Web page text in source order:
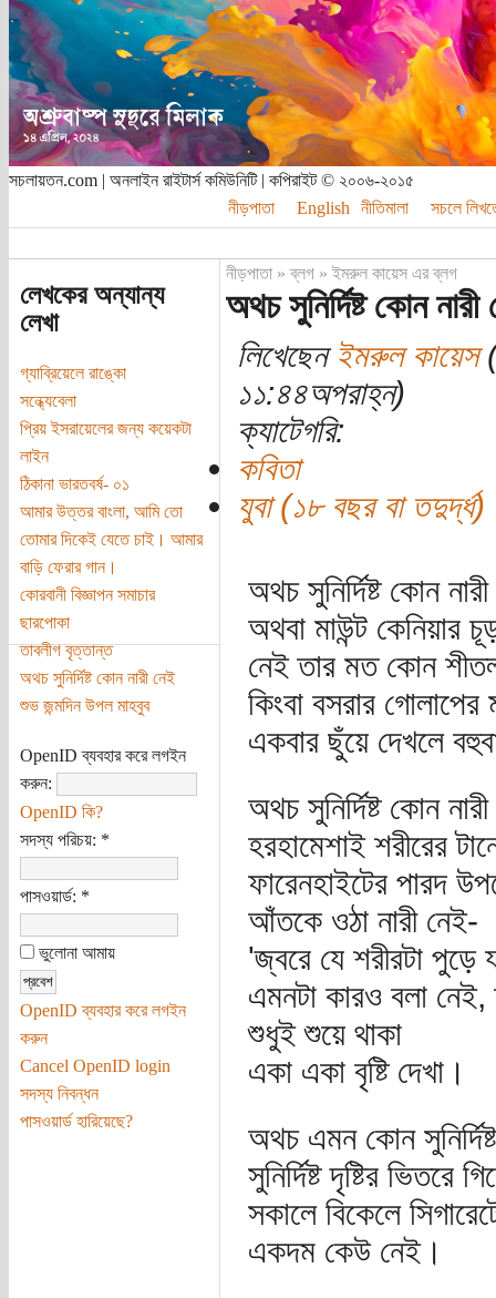
সচলায়তন.com | অনলাইন রাইটার্স কমিউনিটি | কপিরাইট © ২০০৬-২০১৫
নীড়পাতা
English নীতিমালা সচলে
লেখকের অন্যান্য
লেখা
গ্যাব্রিয়েলে রাঙ্কো
সন্ধ্যেবেলা
প্রিয় ইসরায়েলের জন্য কয়েকটা
লাইন
ঠিকানা ভারতবর্ষ- ০১
আমার উত্তর বাংলা, আমি তো
তোমার দিকেই যেতে চাই। আমার
বাড়ি ফেরার গান।
কোরবানী বিজ্ঞাপন সমাচার
ছারপোকা
তাবলীগ বৃত্তান্ত
অথচ সুনির্দিষ্ট কোন নারী নেই
শুভ জন্মদিন উপল মাহবুব
OpenID ব্যবহার করে লগইন
করুন:
OpenID কি?
সদস্য পরিচয়: *
পাসওয়ার্ড: *
ভুলোনা আমায়
OpenID ব্যবহার করে লগইন
করুন
Cancel OpenID login
সদস্য নিবন্ধন
পাসওয়ার্ড হারিয়েছে?
নীড়পাতা»ব্লগ» ইমরুল কায়েস এর ব্লগ
অথচ সুনির্দিষ্ট কোন নারী
লিখেছেনইমরুল কায়েস
১১:৪৪অপরাহ্ন)
ক্যাটেগরি:
কবিতা
যুবা (১৮ বছর বা তদুর্দ্ধ)
অথচ সুনির্দিষ্ট কোন
অথবা মাউন্ট কেনিয়ার
নেই তার মত কোন
কিংবা বসরার
একবার ছুঁয়ে দেখলে
অথচ সুনির্দিষ্ট কোন
হরহামেশাই শরীরের
ফারেনহাইটের পারদ
আঁতকে ওঠা নারী নেই-
'জ্বরে যে শরীরটা পুড়ে
এমনটা কারও বলা নেই,
শুধুই শুয়ে থাকা
একা একা বৃষ্টি দেখা।
অথচ এমন কোন
সুনির্দিষ্ট দৃষ্টির ভিতরে
সকালে বিকেলে
একদম কেউ নেই।